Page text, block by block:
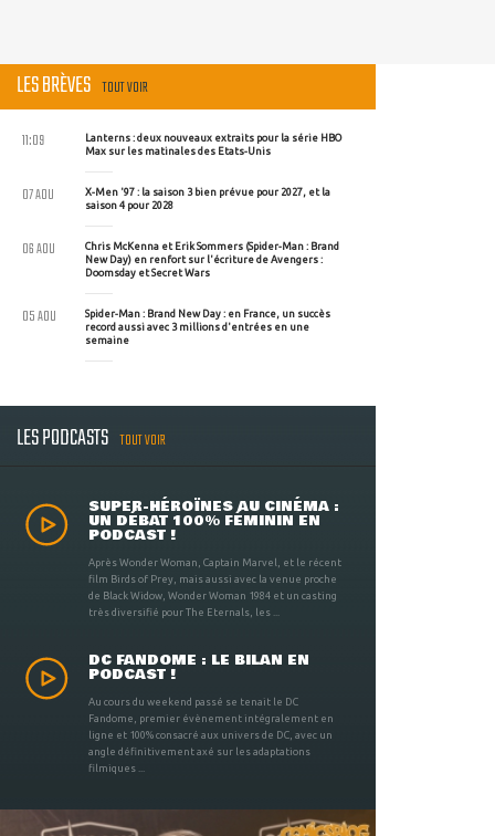
LES BRÈVES TOUT VOIR
Lanterns : deux nouveaux extraits pour la série HBO
Max sur les matinales des Etats-Unis
11:09
X-Men '97 : la saison 3 bien prévue pour 2027, et la
saison 4 pour 2028
07 AOU
Chris McKenna et Erik Sommers (Spider-Man : Brand
New Day) en renfort sur l'écriture de Avengers :
Doomsday et Secret Wars
06 AOU
Spider-Man : Brand New Day : en France, un succès
record aussi avec 3 millions d'entrées en une
semaine
05 AOU
LES PODCASTS TOUT VOIR
SUPER-HÉROÏNES AU CINÉMA :
UN DÉBAT 100% FÉMININ EN
PODCAST !
Après Wonder Woman, Captain Marvel, et le récent
film Birds of Prey, mais aussi avec la venue proche
de Black Widow, Wonder Woman 1984 et un casting
très diversifié pour The Eternals, les ...
DC FANDOME : LE BILAN EN
PODCAST !
Au cours du weekend passé se tenait le DC
Fandome, premier évènement intégralement en
ligne et 100% consacré aux univers de DC, avec un
angle définitivement axé sur les adaptations
filmiques ...